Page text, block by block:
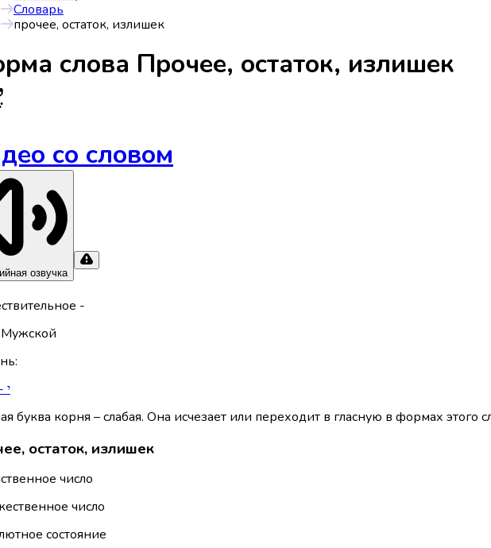
Словарь
прочее, остаток, излишек
слова Прочее, остаток, излишек
со словом
озвучка
-
Мужской
:
י
буква корня – слабая. Она исчезает или переходит в гласную в формах этого
остаток, излишек
число
число
состояние